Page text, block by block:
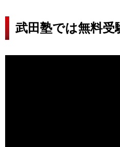
武田塾では無料受